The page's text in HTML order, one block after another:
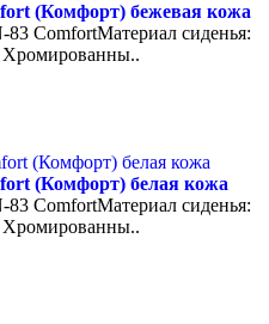
(Комфорт) бежевая кожа
ComfortМатериал сиденья:
Хромированны..
(Комфорт) белая кожа
ComfortМатериал сиденья:
Хромированны..